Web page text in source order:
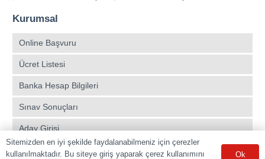
Kurumsal
Online Başvuru
Ücret Listesi
Banka Hesap Bilgileri
Sınav Sonuçları
Aday Girişi
Sınav Merkezleri
Sitemizden en iyi şekilde faydalanabilmeniz için çerezler
kullanılmaktadır. Bu siteye giriş yaparak çerez kullanımını
Ok